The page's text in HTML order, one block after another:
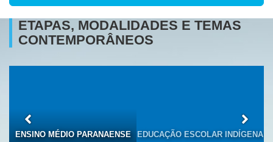
ETAPAS, MODALIDADES E TEMAS
CONTEMPORÂNEOS
ENSINO MÉDIO PARANAENSE
EDUCAÇÃO ESCOLAR INDÍGENA